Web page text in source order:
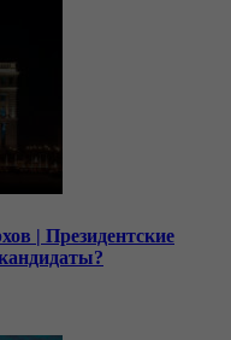
| Президентские